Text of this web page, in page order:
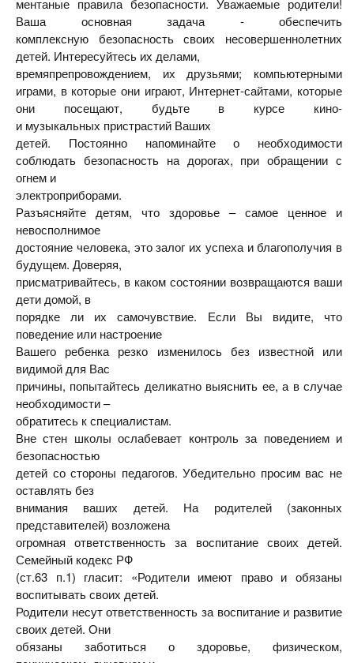
ментаные правила безопасности. Уважаемые родители!
Ваша основная задача - обеспечить
комплексную безопасность своих несовершеннолетних
детей. Интересуйтесь их делами,
времяпрепровождением, их друзьями; компьютерными
играми, в которые они играют, Интернет-сайтами, которые
они посещают, будьте в курсе кино-
и музыкальных пристрастий Ваших
детей. Постоянно напоминайтео необходимости
соблюдать безопасность на дорогах, при обращении с
огнем и
электроприборами.
Разъясняйте детям, что здоровье – самое ценное и
невосполнимое
достояние человека, это залог их успеха и благополучия в
будущем. Доверяя,
присматривайтесь, в каком состоянии возвращаются ваши
дети домой, в
порядке ли их самочувствие. Если Вы видите, что
поведение или настроение
Вашего ребенка резко изменилось без известной или
видимой для Вас
причины, попытайтесь деликатно выяснить ее, а в случае
необходимости –
обратитесь к специалистам.
Вне стен школы ослабевает контроль за поведением и
безопасностью
детей со стороны педагогов. Убедительно просим вас не
оставлять без
внимания ваших детей. На родителей (законных
представителей) возложена
огромная ответственность за воспитание своих детей.
Семейный кодекс РФ
(ст.63 п.1) гласит: «Родители имеют право и обязаны
воспитывать своих детей.
Родители несут ответственность за воспитание и развитие
своих детей. Они
обязаны заботиться о здоровье, физическом,